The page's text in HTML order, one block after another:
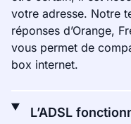
votre adresse. Notre
réponses d’Orange,
vous permet de
box internet.
L’ADSL